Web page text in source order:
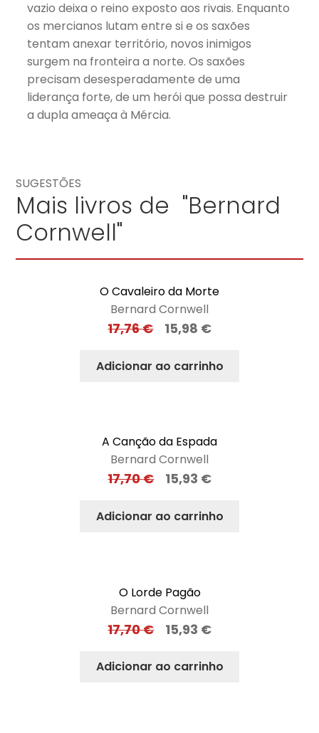
vazio deixa o reino exposto aos rivais. Enquanto
os mercianos lutam entre si e os saxões
tentam anexar território, novos inimigos
surgem na fronteira a norte. Os saxões
precisam desesperadamente de uma
liderança forte, de um herói que possa destruir
a dupla ameaça à Mércia.
SUGESTÕES
Mais livros de "Bernard
Cornwell"
O Cavaleiro da Morte
Bernard Cornwell
17,76€ 15,98 €
Adicionar ao carrinho
A Canção da Espada
Bernard Cornwell
17,70€ 15,93 €
Adicionar ao carrinho
O Lorde Pagão
Bernard Cornwell
17,70€ 15,93 €
Adicionar ao carrinho